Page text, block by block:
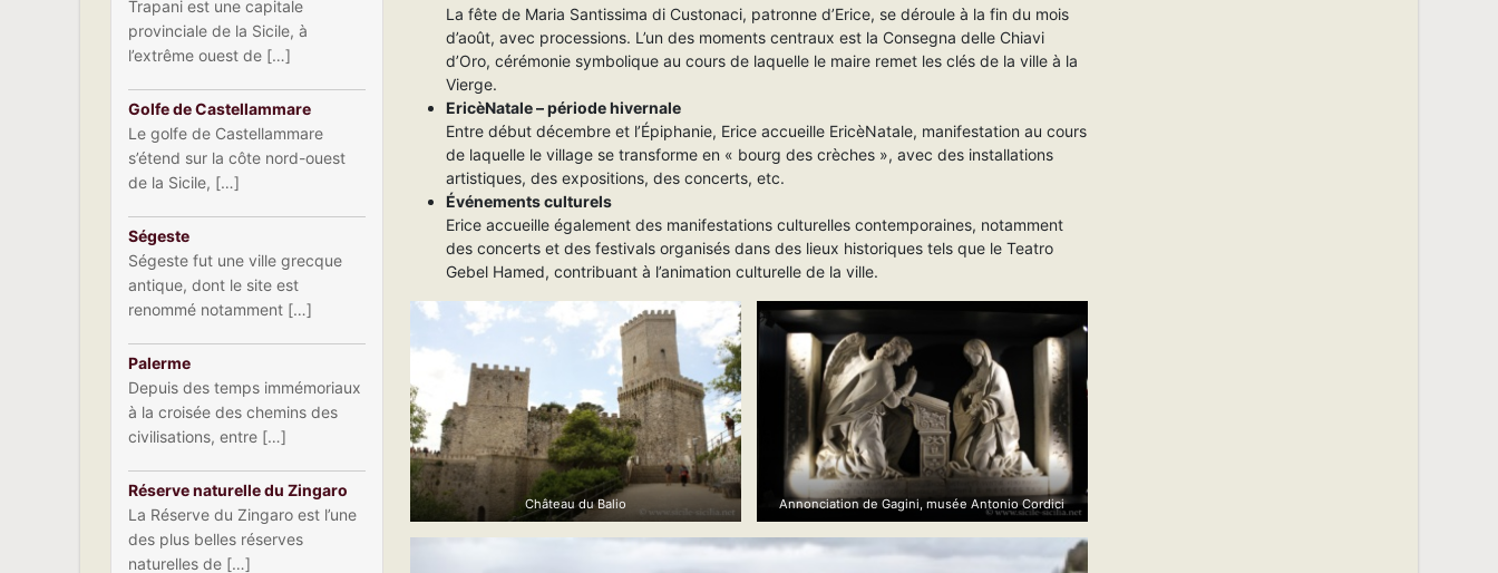
La fête de Maria Santissima di Custonaci, patronne d’Erice, se déroule à la fin du mois
d’août, avec processions. L’un des moments centraux est la Consegna delle Chiavi
d’Oro, cérémonie symbolique au cours de laquelle le maire remet les clés de la ville à la
Vierge.
EricèNatale – période hivernale
Entre début décembre et l’Épiphanie, Erice accueille EricèNatale, manifestation au cours
de laquelle le village se transforme en « bourg des crèches », avec des installations
artistiques, des expositions, des concerts, etc.
Événements culturels
Erice accueille également des manifestations culturelles contemporaines, notamment
des concerts et des festivals organisés dans des lieux historiques tels que le Teatro
Gebel Hamed, contribuant à l’animation culturelle de la ville.
Château du Balio Annonciation de Gagini, musée Antonio Cordici
Trapani est une capitale
provinciale de la Sicile, à
l’extrême ouest de […]
Golfe de Castellammare
Le golfe de Castellammare
s’étend sur la côte nord-ouest
de la Sicile, […]
Ségeste
Ségeste fut une ville grecque
antique, dont le site est
renommé notamment […]
Palerme
Depuis des temps immémoriaux
à la croisée des chemins des
civilisations, entre […]
Réserve naturelle du Zingaro
La Réserve du Zingaro est l’une
des plus belles réserves
naturelles de […]